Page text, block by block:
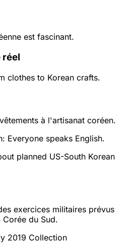
est fascinant.
réel
clothes to Korean crafts.
à l'artisanat coréen.
Everyone speaks English.
planned US-South Korean
exercices militaires prévus
du Sud.
2019 Collection